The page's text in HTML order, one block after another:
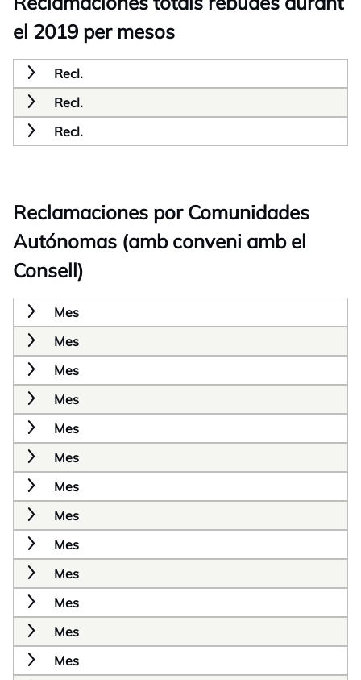
el 2019 per mesos
Recl.
Recl.
Recl.
Reclamaciones por Comunidades
Autónomas (amb conveni amb el
Consell)
Mes
Mes
Mes
Mes
Mes
Mes
Mes
Mes
Mes
Mes
Mes
Mes
Mes